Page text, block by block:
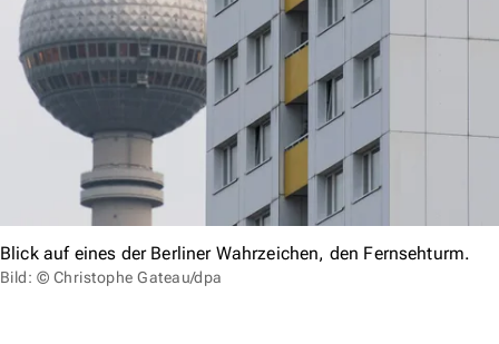
Blick auf eines der Berliner Wahrzeichen, den Fernsehturm.
Bild: © Christophe Gateau/dpa